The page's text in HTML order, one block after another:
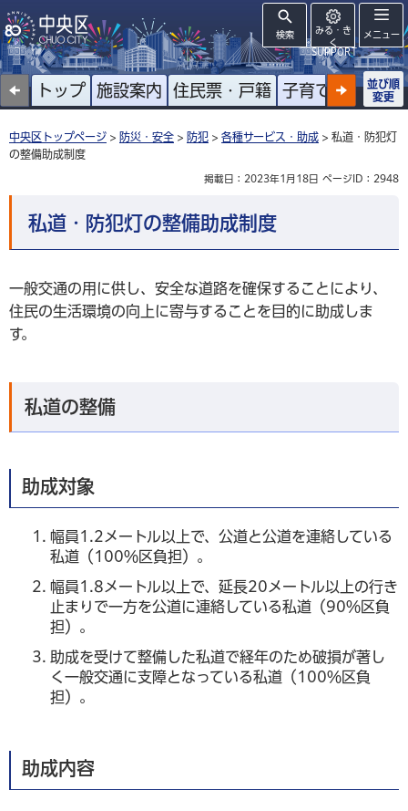
検索
みる・き
く
SUPPORT
メニュー
トップ 施設案内 住民票・戸籍 子育て 高齢者
並び順
変更
中央区トップページ > 防災・安全 > 防犯 > 各種サービス・助成 > 私道・防犯灯
の整備助成制度
掲載日：2023年1月18日 ページID：2948
私道・防犯灯の整備助成制度
一般交通の用に供し、安全な道路を確保することにより、
住民の生活環境の向上に寄与することを目的に助成しま
す。
私道の整備
助成対象
幅員1.2メートル以上で、公道と公道を連絡している
私道（100％区負担）。
幅員1.8メートル以上で、延長20メートル以上の行き
止まりで一方を公道に連絡している私道（90％区負
担）。
助成を受けて整備した私道で経年のため破損が著し
く一般交通に支障となっている私道（100％区負
担）。
助成内容